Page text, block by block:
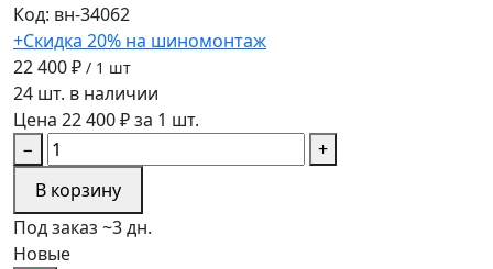
Код: вн-34062
+Скидка 20% на шиномонтаж
22 400 ₽ / 1 шт
24 шт. в наличии
Цена 22 400 ₽ за 1 шт.
−
+
В корзину
Под заказ ~3 дн.
Новые